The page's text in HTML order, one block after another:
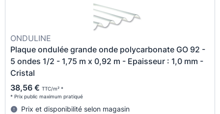
ONDULINE
Plaque ondulée grande onde polycarbonate GO 92 -
5 ondes 1/2 - 1,75 m x 0,92 m - Epaisseur : 1,0 mm -
Cristal
38,56 € TTC/m² *
* Prix public maximum pratiqué
Prix et disponibilité selon magasin